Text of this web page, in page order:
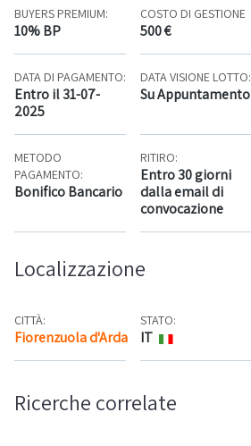
BUYERS PREMIUM:
10% BP
COSTO DI GESTIONE
500 €
DATA DI PAGAMENTO:
Entro il 31-07-
2025
DATA VISIONE LOTTO:
Su Appuntamento
METODO
PAGAMENTO:
Bonifico Bancario
RITIRO:
Entro 30 giorni
dalla email di
convocazione
Localizzazione
CITTÀ:
Fiorenzuola d'Arda Mappa
STATO:
IT
Ricerche correlate